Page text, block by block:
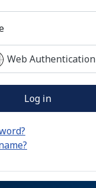
Web Authentication
Log in